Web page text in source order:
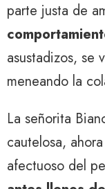
parte justa de
asustadizos, se
meneando la
La señorita
cautelosa,
afectuoso del